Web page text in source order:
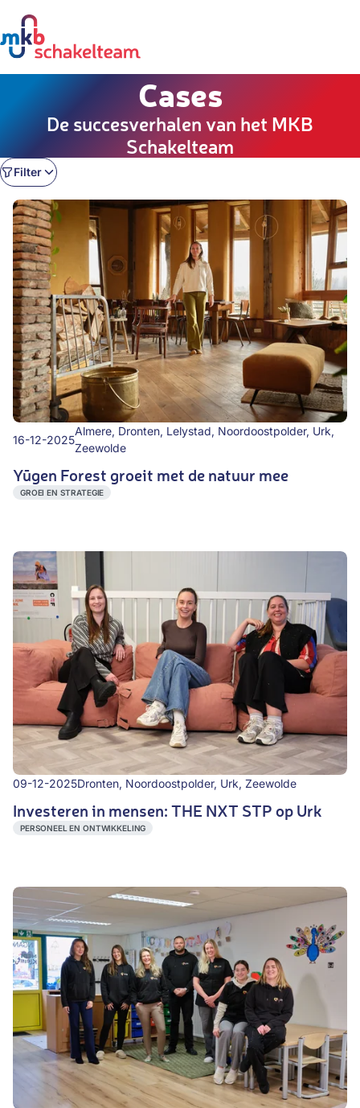
Cases
De succesverhalen van het MKB
Schakelteam
Filter
16-12-2025
Almere, Dronten, Lelystad, Noordoostpolder, Urk,
Zeewolde
Yūgen Forest groeit met de natuur mee
GROEI EN STRATEGIE
09-12-2025Dronten, Noordoostpolder, Urk, Zeewolde
Investeren in mensen: THE NXT STP op Urk
PERSONEEL EN ONTWIKKELING